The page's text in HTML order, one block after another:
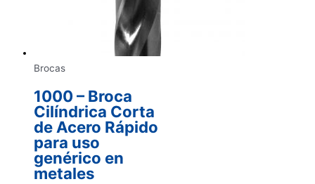
Brocas
1000 – Broca
Cilíndrica Corta
de Acero Rápido
para uso
genérico en
metales